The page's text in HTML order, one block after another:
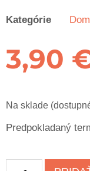
Kategórie
3,90
Na sklade
Predpokladaný